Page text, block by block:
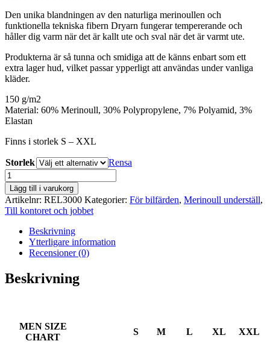
Den unika blandningen av den naturliga merinoullen och
funktionella tekniska fibern Dryarn fungerar tempererande och
håller dig varm när det är kallt ute och sval när det är varmt ute.
Produkterna är så tunna och smidiga att de känns enbart som ett
extra lager hud, vilket passar ypperligt att användas under vanliga
kläder.
150 g/m2
Material: 60% Merinoull, 30% Polypropylene, 7% Polyamid, 3%
Elastan
Finns i storlek S – XXL
Storlek
Rensa
ZERO˚
–
sköna
och
smidiga
långkalsonger
män
mängd
Lägg till i varukorg
Artikelnr: REL3000 Kategorier: För bilfärden, Merinoull underställ,
Till kontoret och jobbet
Beskrivning
Ytterligare information
Recensioner (0)
Beskrivning
MEN SIZE
CHART
S M L XL
XXL